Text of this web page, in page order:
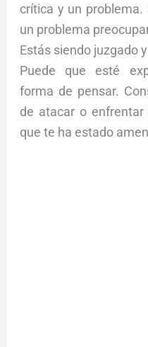
crítica y un problema.
un problema
Estás siendo juzgado
Puede que esté
forma de pensar.
de atacar o
que te ha estado